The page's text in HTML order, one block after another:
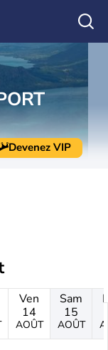
Devenez VIP
Ven
14
AOÛT
Sam
15
AOÛT